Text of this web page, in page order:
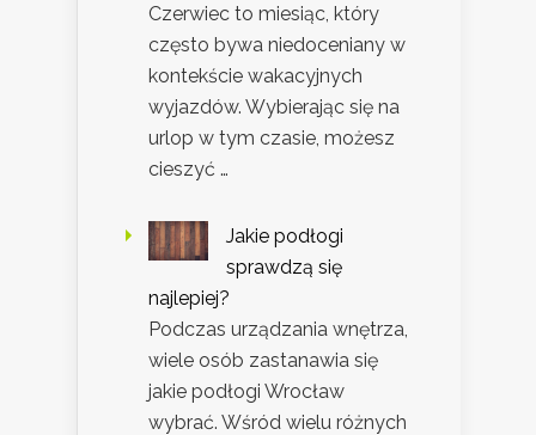
Czerwiec to miesiąc, który
często bywa niedoceniany w
kontekście wakacyjnych
wyjazdów. Wybierając się na
urlop w tym czasie, możesz
cieszyć …
Jakie podłogi
sprawdzą się
najlepiej?
Podczas urządzania wnętrza,
wiele osób zastanawia się
jakie podłogi Wrocław
wybrać. Wśród wielu różnych